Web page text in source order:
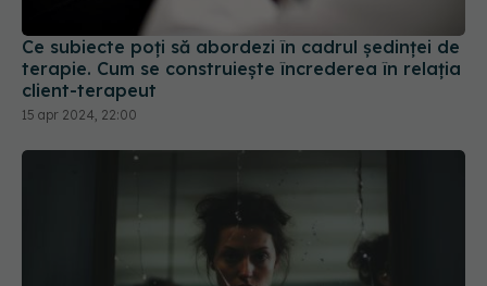
Ce subiecte poți să abordezi în cadrul ședinței de
terapie. Cum se construiește încrederea în relația
client-terapeut
15 apr 2024, 22:00